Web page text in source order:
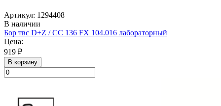
Артикул: 1294408
В наличии
Бор твс D+Z / CC 136 FX 104.016 лабораторный
Цена:
919 ₽
В корзину